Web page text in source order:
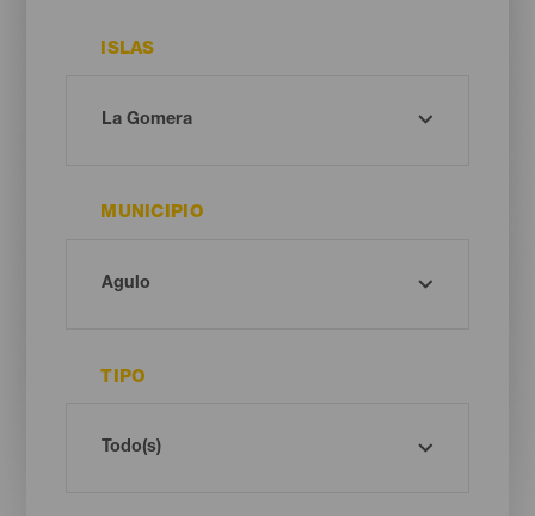
ISLAS
MUNICIPIO
TIPO